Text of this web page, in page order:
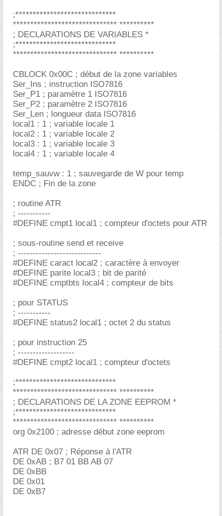
;*****************************
****************************** **********
; DECLARATIONS DE VARIABLES *
;*****************************
****************************** **********
CBLOCK 0x00C ; début de la zone variables
Ser_Ins ; instruction ISO7816
Ser_P1 ; paramètre 1 ISO7816
Ser_P2 ; paramètre 2 ISO7816
Ser_Len ; longueur data ISO7816
local1 : 1 ; variable locale 1
local2 : 1 ; variable locale 2
local3 : 1 ; variable locale 3
local4 : 1 ; variable locale 4
temp_sauvw : 1 ; sauvegarde de W pour temp
ENDC ; Fin de la zone
; routine ATR
; -----------
#DEFINE cmpt1 local1 ; compteur d'octets pour ATR
; sous-routine send et receive
; ----------------------------
#DEFINE caract local2 ; caractère à envoyer
#DEFINE parite local3 ; bit de parité
#DEFINE cmptbts local4 ; compteur de bits
; pour STATUS
; -----------
#DEFINE status2 local1 ; octet 2 du status
; pour instruction 25
; -------------------
#DEFINE cmpt2 local1 ; compteur d'octets
;*****************************
****************************** **********
; DECLARATIONS DE LA ZONE EEPROM *
;*****************************
****************************** **********
org 0x2100 ; adresse début zone eeprom
ATR DE 0x07 ; Réponse à l'ATR
DE 0xAB ; B7 01 BB AB 07
DE 0xBB
DE 0x01
DE 0xB7